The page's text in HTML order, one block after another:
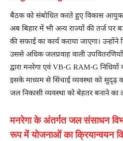
बैठक को संबोधित करते हुए विकास
अब बिहार में भी अन्य राज्यों की तर्ज पर
की सफाई का कार्य कराया जाएगा।
उससे अधिक जलप्रवाह वाली
द्वारा मनरेगा एवं VB-G RAM-G
इसके माध्यम से सिंचाई व्यवस्था को सुदृढ़
जल निकासी व्यवस्था को बेहतर बनाने का
मनरेगा के अंतर्गत जल संसाधन
रूप में योजनाओं का क्रियान्वयन